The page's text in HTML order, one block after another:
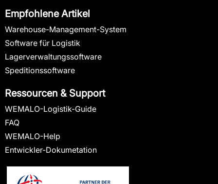
Empfohlene Artikel
Warehouse-Management-System
Software für Logistik
Lagerverwaltungssoftware
Speditionssoftware
Ressourcen & Support
WEMALO-Logistik-Guide
FAQ
WEMALO-Help
Entwickler-Dokumetation